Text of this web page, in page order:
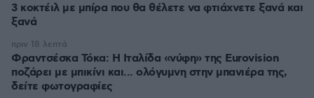
3 κοκτέιλ με μπίρα που θα θέλετε να φτιάχνετε ξανά και
ξανά
Φραντσέσκα Τόκα: Η Ιταλίδα «νύφη» της Eurovision
ποζάρει με μπικίνι και... ολόγυμνη στην μπανιέρα της,
δείτε φωτογραφίες
πριν 18 λεπτά